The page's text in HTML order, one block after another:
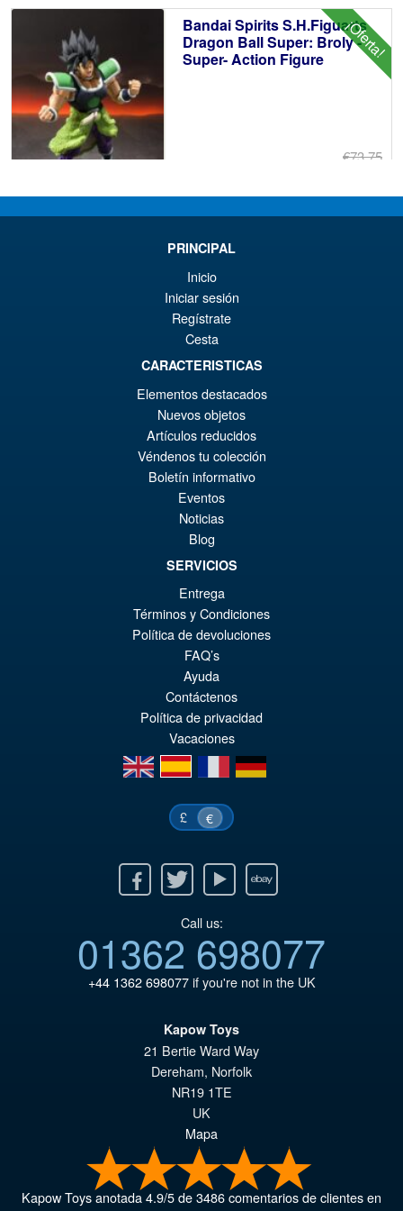
¡Oferta!
Bandai Spirits S.H.Figuarts
Dragon Ball Super: Broly -
Super- Action Figure
€73.75
El
PRE ORDENA
S.H. Figuarts Dragon Ball
Daima Super Saiyan 4 Son
Gokum ( Adult ) Action Figure
PRE ORDENA
S.H.Figuarts Dragon Ball Z
Frieza Fourth Form Action
Figure ( New Sculpt )
PRE ORDENA
PRINCIPAL
Inicio
Iniciar sesión
Regístrate
Cesta
CARACTERISTICAS
Elementos destacados
Nuevos objetos
Artículos reducidos
Véndenos tu colección
Boletín informativo
Eventos
Noticias
Blog
SERVICIOS
Entrega
Términos y Condiciones
Política de devoluciones
FAQ’s
Ayuda
Contáctenos
Política de privacidad
Vacaciones
en
es fr de
£ €
Twitter Youtube Ebay
Call us:
01362 698077
+44 1362 698077if you're not in the UK
Kapow Toys
21 Bertie Ward Way
Dereham, Norfolk
NR19 1TE
UK
Mapa
Kapow Toysanotada4.9/5de3486comentarios de clientes en